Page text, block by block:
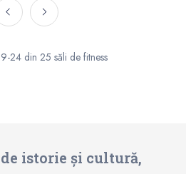
24 din 25 săli de fitness
istorie și cultură,